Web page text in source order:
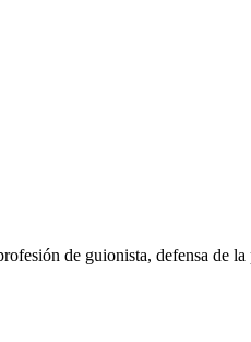
de guionista, defensa de